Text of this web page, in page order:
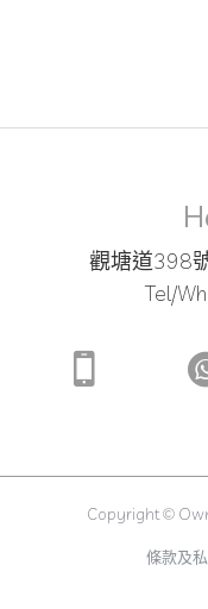
觀塘道398
Tel/
Copyright ©
條款及